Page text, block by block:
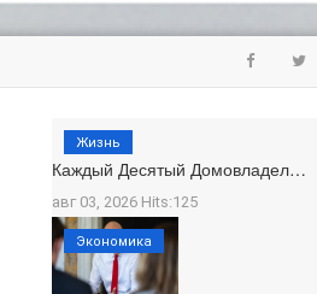
Каждый Десятый Домовладел…
авг 03, 2026 Hits:125
Жизнь
Экономика